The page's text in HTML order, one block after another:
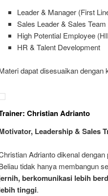
Leader & Manager (First
Sales Leader & Sales Team
High Potential Employee
HR & Talent Development
dapat disesuaikan
Christian Adrianto
Leadership & Sales
Adrianto dikenal
tidak hanya membangun
berkomunikasi lebih
tinggi.